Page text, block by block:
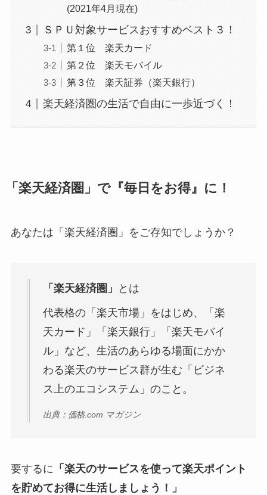
(2021年4月現在)
ＳＰＵ対象サービスおすすめベスト３！
第１位 楽天カード
第２位 楽天モバイル
第３位 楽天証券（楽天銀行）
楽天経済圏の生活で自由に一歩近づく！
「楽天経済圏」で『毎日をお得』に！
あなたは「楽天経済圏」をご存知でしょうか？
「楽天経済圏」 とは
代表格の「楽天市場」をはじめ、「楽
天カード」「楽天銀行」「楽天モバイ
ル」など、生活のあらゆる場面にかか
わる楽天のサービス群が生む「ビジネ
ス上のエコシステム」のこと。
出典：価格.com マガジン
要するに 「楽天のサービスを使って楽天ポイント
を貯めてお得に生活しましょう！」